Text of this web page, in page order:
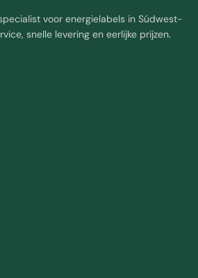
voor energielabels in Súdwest-
snelle levering en eerlijke prijzen.